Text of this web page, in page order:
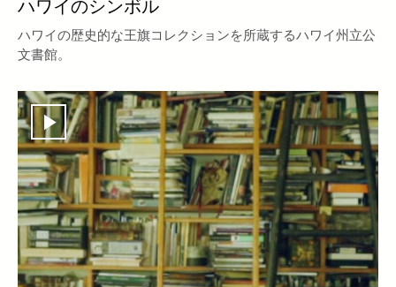
ハワイのシンボル
ハワイの歴史的な王旗コレクションを所蔵するハワイ州立公
文書館。